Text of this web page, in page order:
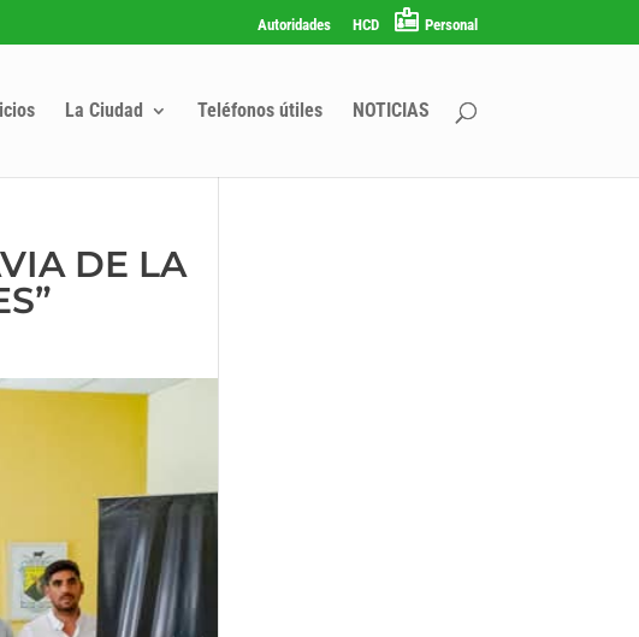
Autoridades HCD Personal
La Ciudad Teléfonos útiles NOTICIAS
DE LA